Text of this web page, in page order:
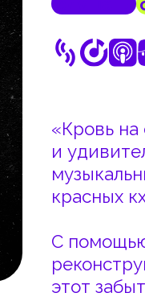
«Кровь на
и удивительной
музыкальный
красных
С помощью
реконструкций
этот забытый
Он исследует,
исчезновения,
политика в